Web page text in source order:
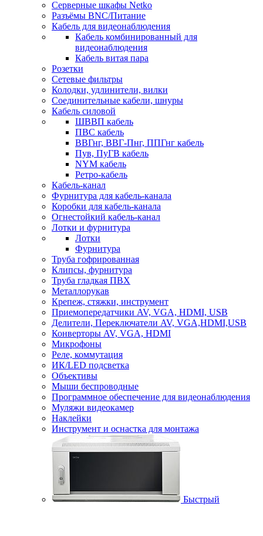
Серверные шкафы Netko
Разъёмы BNC/Питание
Кабель для видеонаблюдения
Кабель комбинированный для
видеонаблюдения
Кабель витая пара
Розетки
Сетевые фильтры
Колодки, удлинители, вилки
Соединительные кабели, шнуры
Кабель силовой
ШВВП кабель
ПВС кабель
ВВГнг, ВВГ-Пнг, ППГнг кабель
Пув, ПуГВ кабель
NYM кабель
Ретро-кабель
Кабель-канал
Фурнитура для кабель-канала
Коробки для кабель-канала
Огнестойкий кабель-канал
Лотки и фурнитура
Лотки
Фурнитура
Труба гофрированная
Клипсы, фурнитура
Труба гладкая ПВХ
Металлорукав
Крепеж, стяжки, инструмент
Приемопередатчики AV, VGA, HDMI, USB
Делители, Переключатели AV, VGA,HDMI,USB
Конверторы AV, VGA, HDMI
Микрофоны
Реле, коммутация
ИК/LED подсветка
Объективы
Мыши беспроводные
Программное обеспечение для видеонаблюдения
Муляжи видеокамер
Наклейки
Инструмент и оснастка для монтажа
Быстрый